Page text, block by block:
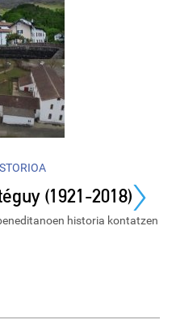
›
(1921-2018)
historia kontatzen